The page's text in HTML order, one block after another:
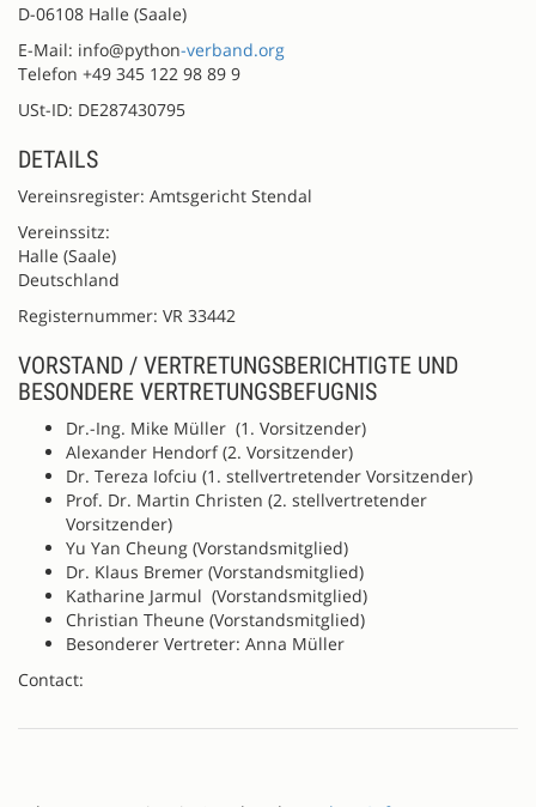
D-06108 Halle (Saale)
E-Mail: info@python-verband.org
Telefon +49 345 122 98 89 9
USt-ID: DE287430795
DETAILS
Vereinsregister: Amtsgericht Stendal
Vereinssitz:
Halle (Saale)
Deutschland
Registernummer: VR 33442
VORSTAND / VERTRETUNGSBERICHTIGTE UND
BESONDERE VERTRETUNGSBEFUGNIS
Dr.-Ing. Mike Müller (1. Vorsitzender)
Alexander Hendorf (2. Vorsitzender)
Dr. Tereza Iofciu (1. stellvertretender Vorsitzender)
Prof. Dr. Martin Christen (2. stellvertretender
Vorsitzender)
Yu Yan Cheung (Vorstandsmitglied)
Dr. Klaus Bremer (Vorstandsmitglied)
Katharine Jarmul (Vorstandsmitglied)
Christian Theune (Vorstandsmitglied)
Besonderer Vertreter: Anna Müller
Contact: